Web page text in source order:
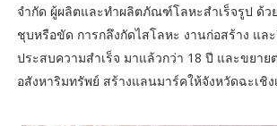
จำกัด ผู้ผลิตและทำผลิตภัณฑ์โลหะสำเร็จรูป ด้ว
ชุบหรือขัด การกลึงกัดไสโลหะ งานก่อสร้าง แล
ประสบความสำเร็จ มาแล้วกว่า 18 ปี และขยาย
อสังหาริมทรัพย์ สร้างแลนมาร์คให้จังหวัดฉะเชิง